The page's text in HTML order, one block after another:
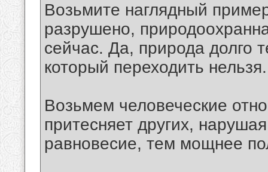
Возьмите наглядный
разрушено,
сейчас. Да, природа долго
который переходить нельзя.
Возьмем человеческие
притесняет других,
равновесие, тем мощнее